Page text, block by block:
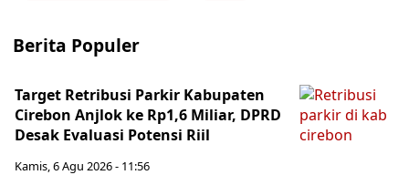
Berita Populer
Target Retribusi Parkir Kabupaten
Cirebon Anjlok ke Rp1,6 Miliar, DPRD
Desak Evaluasi Potensi Riil
Kamis, 6 Agu 2026 - 11:56